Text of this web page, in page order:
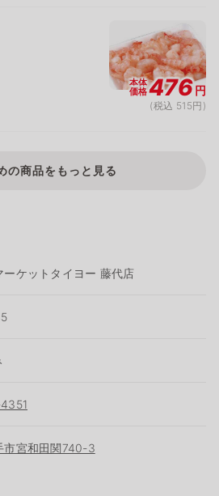
本体
価格476円
(税込 515円)
の商品をもっと見る
ーケットタイヨー 藤代店
市宮和田関740-3